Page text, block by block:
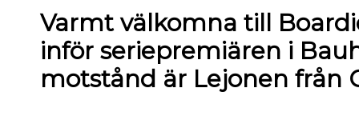
Varmt välkomna till
inför seriepremiären i
motstånd är Lejonen från